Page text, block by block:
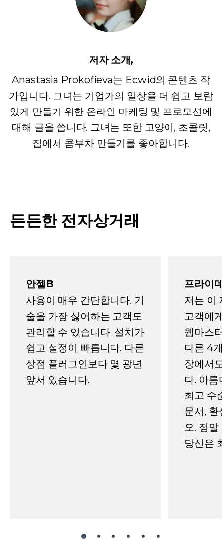
저자 소개,
Anastasia Prokofieva는 Ecwid의 콘텐츠 작
가입니다. 그녀는 기업가의 일상을 더 쉽고 보람
있게 만들기 위한 온라인 마케팅 및 프로모션에
대해 글을 씁니다. 그녀는 또한 고양이, 초콜릿,
집에서 콤부차 만들기를 좋아합니다.
든든한 전자상거래
안젤B
사용이 매우 간단합니다. 기
술을 가장 싫어하는 고객도
관리할 수 있습니다. 설치가
쉽고 설정이 빠릅니다. 다른
상점 플러그인보다 몇 광년
앞서 있습니다.
프라이
저는 이
고객에
웹마스
다른 4
장에서
다. 아름
최고 수
문서,
오. 정
당신은